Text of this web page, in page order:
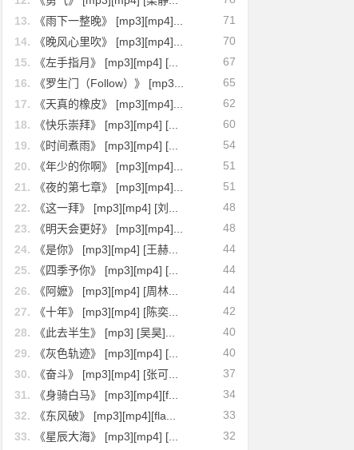
71
13.
《雨下一整晚》 [mp3][mp4]...
70
14.
《晚风心里吹》 [mp3][mp4]...
67
15.
《左手指月》 [mp3][mp4] [...
65
16.
《罗生门（Follow）》 [mp3...
62
17.
《天真的橡皮》 [mp3][mp4]...
60
18.
《快乐崇拜》 [mp3][mp4] [...
54
19.
《时间煮雨》 [mp3][mp4] [...
51
20.
《年少的你啊》 [mp3][mp4]...
51
21.
《夜的第七章》 [mp3][mp4]...
48
22.
《这一拜》 [mp3][mp4] [刘...
48
23.
《明天会更好》 [mp3][mp4]...
44
24.
《是你》 [mp3][mp4] [王赫...
44
25.
《四季予你》 [mp3][mp4] [...
44
26.
《阿嬷》 [mp3][mp4] [周林...
42
27.
《十年》 [mp3][mp4] [陈奕...
40
28.
《此去半生》 [mp3] [吴昊]...
40
29.
《灰色轨迹》 [mp3][mp4] [...
37
30.
《奋斗》 [mp3][mp4] [张可...
34
31.
《身骑白马》 [mp3][mp4][f...
33
32.
《东风破》 [mp3][mp4][fla...
32
33. 《星辰大海》 [mp3][mp4] [...